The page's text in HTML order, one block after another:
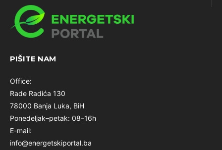
PIŠITE NAM
Office:
Rade Radića 130
78000 Banja Luka, BiH
Ponedeljak–petak: 08–16h
E-mail:
info@energetskiportal.ba